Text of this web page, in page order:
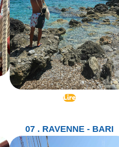
Lire
07 . RAVENNE - BARI